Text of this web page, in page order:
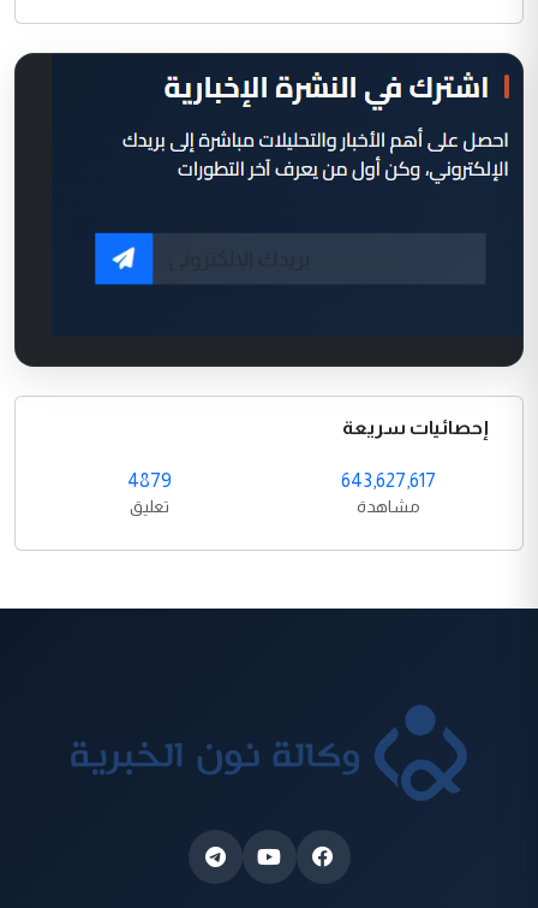
إحصائيات سريعة
643,627,617
مشاهدة
4879
تعليق